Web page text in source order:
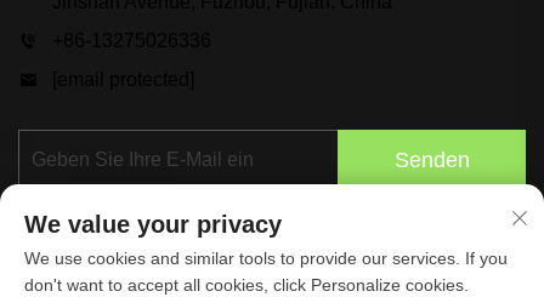
Senden
We value your privacy
We use cookies and similar tools to provide our services. If you
don't want to accept all cookies, click Personalize cookies.